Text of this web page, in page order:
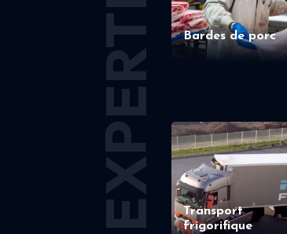
Bardes de porc
Transport
frigorifique